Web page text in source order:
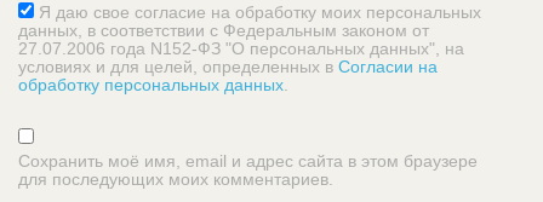
Я даю свое согласие на обработку моих персональных
данных, в соответствии с Федеральным законом от
27.07.2006 года N152-ФЗ "О персональных данных", на
условиях и для целей, определенных в Согласии на
обработку персональных данных
Сохранить моё имя, email и адрес сайта в этом браузере
для последующих моих комментариев.